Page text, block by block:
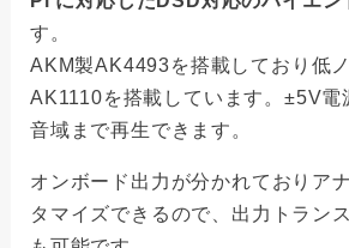
す。
AKM製AK4493を搭載しており低
AK1110を搭載しています。±5V電
音域まで再生できます。
オンボード出力が分かれておりア
タマイズできるので、出力トラン